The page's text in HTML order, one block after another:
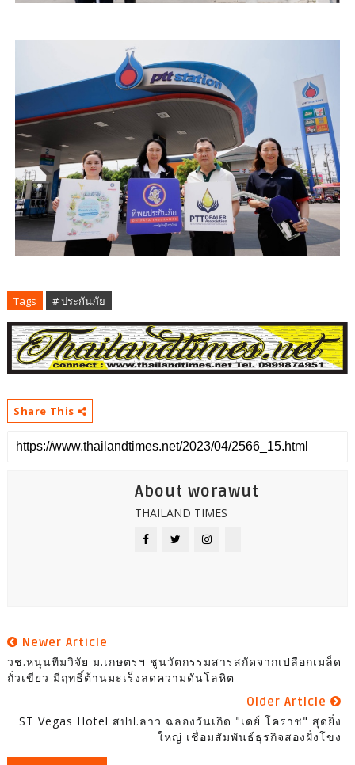
Tags # ประกันภัย
Share This
About worawut
THAILAND TIMES
Newer Article
วช.หนุนทีมวิจัย ม.เกษตรฯ ชูนวัตกรรมสารสกัดจากเปลือกเมล็ด
ถั่วเขียว มีฤทธิ์ต้านมะเร็งลดความดันโลหิต
Older Article
ST Vegas Hotel สปป.ลาว ฉลองวันเกิด "เดย์ โคราช" สุดยิ่ง
ใหญ่ เชื่อมสัมพันธ์ธุรกิจสองฝั่งโขง